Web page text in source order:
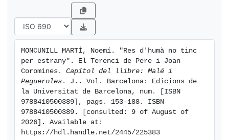
MONCUNILL MARTÍ, Noemí. "Res d'humà no tinc
per estrany". El Terenci de Pere i Joan
Coromines. Capítol del llibre: Malé i
Pegueroles . J.. Vol. Barcelona: Edicions de
la Universitat de Barcelona, num. [ISBN
9788410500389], pags. 153-188. ISBN
9788410500389. [consulted: 9 of August of
2026]. Available at:
https://hdl.handle.net/2445/225383